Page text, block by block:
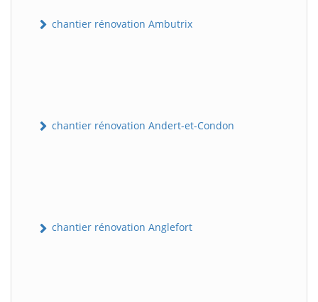
chantier rénovation Ambutrix
chantier rénovation Andert-et-Condon
chantier rénovation Anglefort